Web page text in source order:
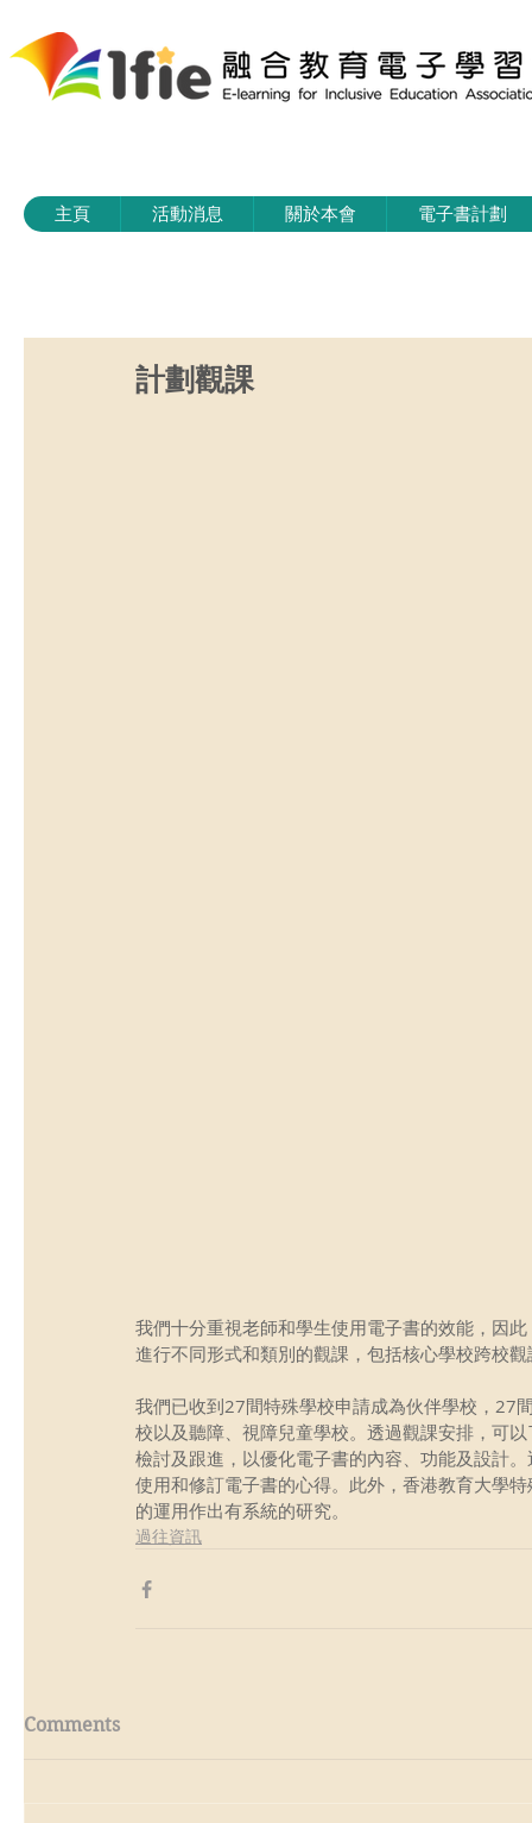
主頁 活動消息 關於本會 電子書計劃
計劃觀課
我們十分重視老師和學生使用電子書的效能，因
進行不同形式和類別的觀課，包括核心學校跨校
我們已收到27間特殊學校申請成為伙伴學校，27
校以及聽障、視障兒童學校。透過觀課安排，可
檢討及跟進，以優化電子書的內容、功能及設計
使用和修訂電子書的心得。此外，香港教育大學
的運用作出有系統的研究。
過往資訊
Comments